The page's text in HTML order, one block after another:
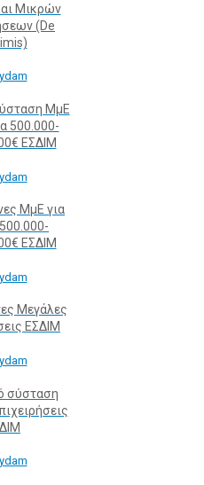
Μικρών
(De
ΜμΕ
500.000-
ΕΣΔΙΜ
ΜμΕ για
ΕΣΔΙΜ
Μεγάλες
ΕΣΔΙΜ
σύσταση